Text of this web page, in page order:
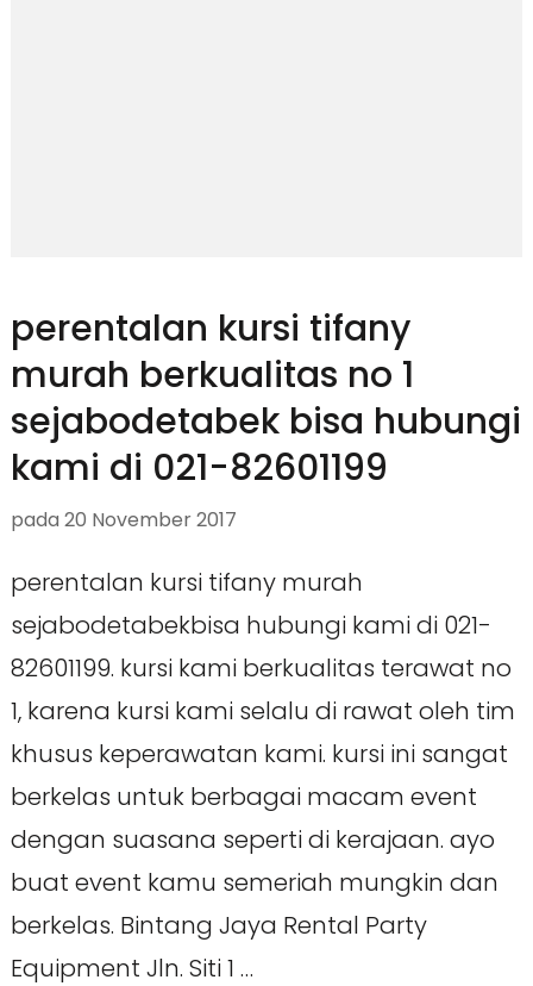
perentalan kursi tifany
murah berkualitas no 1
sejabodetabek bisa hubungi
kami di 021-82601199
pada 20 November 2017
perentalan kursi tifany murah
sejabodetabekbisa hubungi kami di 021-
82601199. kursi kami berkualitas terawat no
1, karena kursi kami selalu di rawat oleh tim
khusus keperawatan kami. kursi ini sangat
berkelas untuk berbagai macam event
dengan suasana seperti di kerajaan. ayo
buat event kamu semeriah mungkin dan
berkelas. Bintang Jaya Rental Party
Equipment Jln. Siti 1 …